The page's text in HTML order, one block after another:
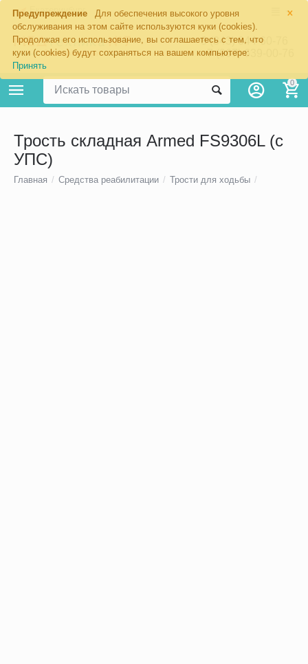
×
Предупреждение
Для обеспечения высокого уровня
обслуживания на этом сайте используются куки (cookies).
Продолжая его использование, вы соглашаетесь с тем, что
куки (cookies) будут сохраняться на вашем компьютере:
Принять
Екатеринбург
8 (343) 344-60-76
+7 (967) 639-00-76
0
Трость складная Armed FS9306L (с
УПС)
Главная / Средства реабилитации / Трости для ходьбы /